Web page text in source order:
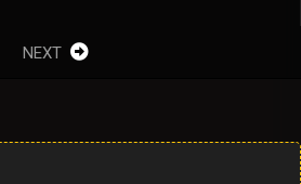
NEXT